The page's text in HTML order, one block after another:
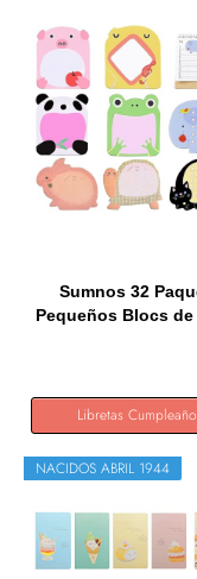
Sumnos 32
Pequeños Blocs de
Libretas
NACIDOS ABRIL 1944